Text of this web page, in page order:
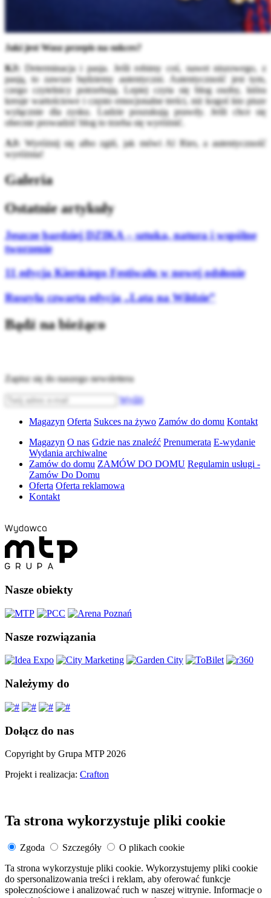
Jaki jest Wasz przepis na sukces?
KJ:
Determinacja i pasja. Jeśli robimy coś, nawet niszowego, z
pasją, to zawsze będziemy autentyczni. Autentyczność jest tym,
czego czytelnicy potrzebują. Lepiej czyta się blog osoby, która
kreuje wartościowe i często emocjonalne treści, niż kogoś kto pisze
wyłącznie dla zysku. Ludzie poszukują prawdy. Jeśli chce się
obecnie prowadzić blog to trzeba się wyróżnić.
AJ: Wyróżnij się albo zgiń, jak mówi Al Ries, a autentyczność
wyróżnia!
Galeria
Ostatnie artykuły
Jeszcze bardziej DZIKA – sztuka, natura i wspólne
tworzenie
11 edycja Kierskiego Festiwalu w nowej odsłonie
Ruszyła czwarta edycja „Lata na Wildzie”
Bądź na bieżąco
Zapisz się do naszego newslettera
Wyślij
Magazyn Oferta Sukces na żywo Zamów do domu Kontakt
Magazyn O nas Gdzie nas znaleźć Prenumerata E-wydanie
Wydania archiwalne
Zamów do domu ZAMÓW DO DOMU Regulamin usługi -
Zamów Do Domu
Oferta Oferta reklamowa
Kontakt
Nasze obiekty
Nasze rozwiązania
Należymy do
Dołącz do nas
Copyright by Grupa MTP 2026
Projekt i realizacja: Crafton
Ta strona wykorzystuje pliki cookie
Zgoda Szczegóły
O plikach cookie
Ta strona wykorzystuje pliki cookie. Wykorzystujemy pliki cookie
do spersonalizowania treści i reklam, aby oferować funkcje
społecznościowe i analizować ruch w naszej witrynie. Informacje o